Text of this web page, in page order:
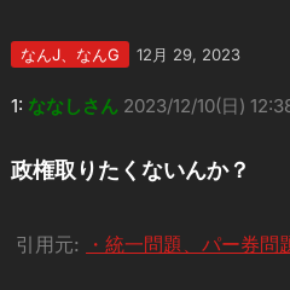
なんJ、なんG 12月 29, 2023
1: ななしさん 2023/12/10(日)
政権取りたくないんか？
引用元:
・統一問題、パー券